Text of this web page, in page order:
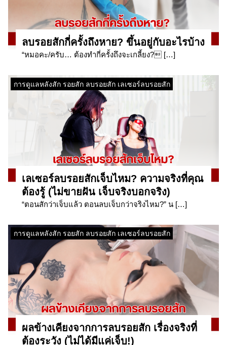
ลบรอยสักกี่ครั้งถึงหาย? ขึ้นอยู่กับอะไรบ้าง
“หมอคะ/ครับ… ต้องทำกี่ครั้งถึงจะเกลี้ยง? […]
การดูแลหลังสัก รอยสัก ลบรอยสัก เลเซอร์ลบรอยสัก
เลเซอร์ลบรอยสักเจ็บไหม? ความจริงที่คุณ
ต้องรู้ (ไม่ขายฝัน เจ็บจริงบอกจริง)
“ตอนสักว่าเจ็บแล้ว ตอนลบเจ็บกว่าจริงไหม?” น […]
การดูแลหลังสัก รอยสัก ลบรอยสัก เลเซอร์ลบรอยสัก
ผลข้างเคียงจากการลบรอยสัก เรื่องจริงที่
ต้องระวัง (ไม่ได้มีแค่เจ็บ!)